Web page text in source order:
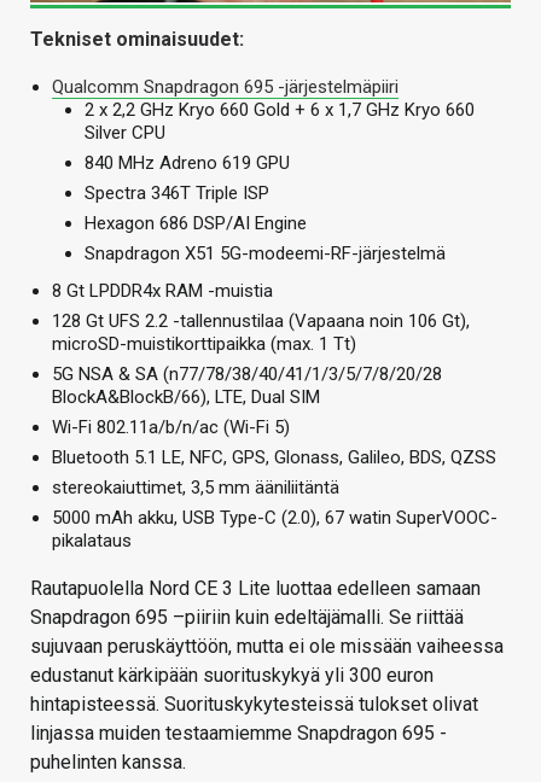
Tekniset ominaisuudet:
Qualcomm Snapdragon 695 -järjestelmäpiiri
2 x 2,2 GHz Kryo 660 Gold + 6 x 1,7 GHz Kryo 660
Silver CPU
840 MHz Adreno 619 GPU
Spectra 346T Triple ISP
Hexagon 686 DSP/AI Engine
Snapdragon X51 5G-modeemi-RF-järjestelmä
8 Gt LPDDR4x RAM -muistia
128 Gt UFS 2.2 -tallennustilaa (Vapaana noin 106 Gt),
microSD-muistikorttipaikka (max. 1 Tt)
5G NSA & SA (n77/78/38/40/41/1/3/5/7/8/20/28
BlockA&BlockB/66), LTE, Dual SIM
Wi-Fi 802.11a/b/n/ac (Wi-Fi 5)
Bluetooth 5.1 LE, NFC, GPS, Glonass, Galileo, BDS, QZSS
stereokaiuttimet, 3,5 mm ääniliitäntä
5000 mAh akku, USB Type-C (2.0), 67 watin SuperVOOC-
pikalataus
Rautapuolella Nord CE 3 Lite luottaa edelleen samaan
Snapdragon 695 –piiriin kuin edeltäjämalli. Se riittää
sujuvaan peruskäyttöön, mutta ei ole missään vaiheessa
edustanut kärkipään suorituskykyä yli 300 euron
hintapisteessä. Suorituskykytesteissä tulokset olivat
linjassa muiden testaamiemme Snapdragon 695 -
puhelinten kanssa.